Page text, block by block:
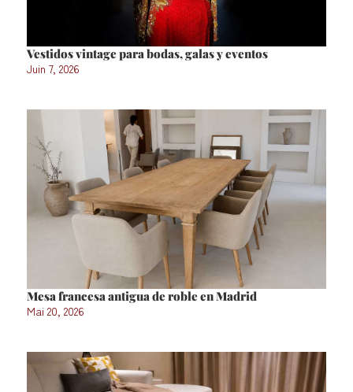
Vestidos vintage para bodas, galas y eventos
Juin 7, 2026
Mesa francesa antigua de roble en Madrid
Mai 20, 2026